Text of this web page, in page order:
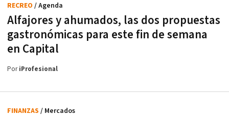
Alfajores y ahumados, las dos propuestas
gastronómicas para este fin de semana
en Capital
RECREO / Agenda
PoriProfesional
FINANZAS / Mercados